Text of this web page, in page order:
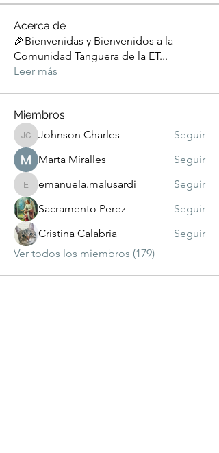
Acerca de
🎉Bienvenidas y Bienvenidos a la
Comunidad Tanguera de la ET...
Leer más
Miembros
Johnson Charles
Johnson Charles
Seguir
Marta Miralles
Seguir
emanuela.malusardi
emanuela.malusardi
Seguir
Sacramento Perez
Seguir
Cristina Calabria
Seguir
Ver todos los miembros (179)